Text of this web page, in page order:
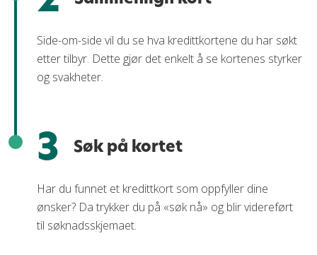
Side-om-side vil du se hva kredittkortene du har søkt
etter tilbyr. Dette gjør det enkelt å se kortenes styrker
og svakheter.
3 Søk på kortet
Har du funnet et kredittkort som oppfyller dine
ønsker? Da trykker du på «søk nå» og blir videreført
til søknadsskjemaet.